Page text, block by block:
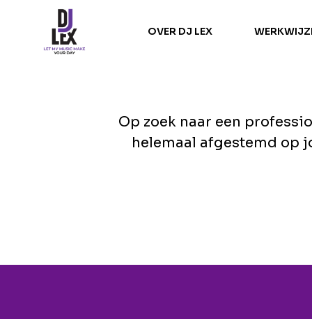
OVER DJ LEX
Op zoek naar een
helemaal afgestemd op